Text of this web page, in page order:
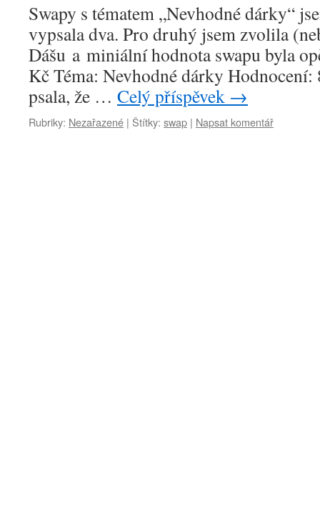
Swapy s tématem „Nevhodné dárky“
vypsala dva. Pro druhý jsem zvolila
Dášu a miniální hodnota swapu byla
Kč Téma: Nevhodné dárky Hodnocení:
psala, že … Celý příspěvek →
Rubriky: Nezařazené | Štítky: swap | Napsat komentář